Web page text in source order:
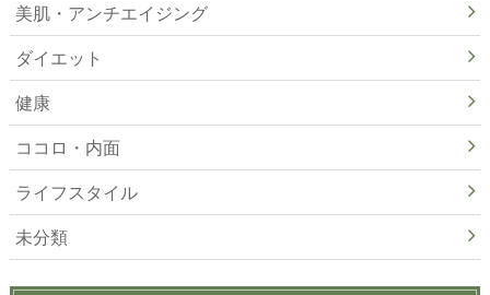
美肌・アンチエイジング
ダイエット
健康
ココロ・内面
ライフスタイル
未分類